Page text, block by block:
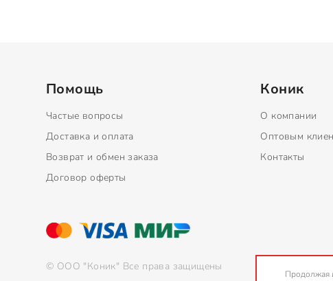
Помощь
Частые вопросы
Доставка и оплата
Возврат и обмен заказа
Договор оферты
Коник
О компании
Оптовым
Контакты
© ООО "Коник" Все права защищены
Продолжая